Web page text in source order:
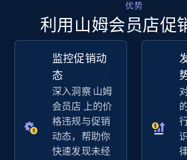
TikTok Shop - discover records by
price, Final price, Discount percent,
5.4K+ 668+
Amazon sellers info
优势
利用山姆会员店促
监控促销动
态
深入洞察 山姆
会员店 上的价
格违规与促销
动态，帮助你
快速发现未经